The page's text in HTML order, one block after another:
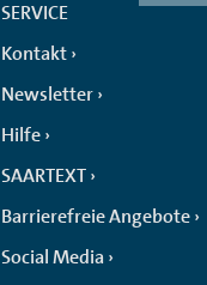
SERVICE
Kontakt
Newsletter
Hilfe
SAARTEXT
Barrierefreie Angebote
Social Media